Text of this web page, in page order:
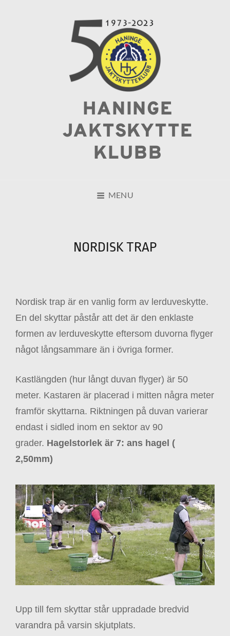
HANINGE
JAKTSKYTTE
KLUBB
MENU
NORDISK TRAP
Nordisk trap är en vanlig form av lerduveskytte.
En del skyttar påstår att det är den enklaste
formen av lerduveskytte eftersom duvorna flyger
något långsammare än i övriga former.
Kastlängden (hur långt duvan flyger) är 50
meter. Kastaren är placerad i mitten några meter
framför skyttarna. Riktningen på duvan varierar
endast i sidled inom en sektor av 90
grader. Hagelstorlek är 7: ans hagel (
2,50mm)
Upp till fem skyttar står uppradade bredvid
varandra på varsin skjutplats.